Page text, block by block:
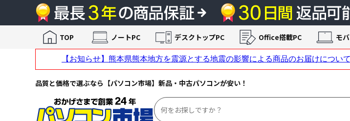
品質と価格で選ぶなら【パソコン市場】新品・中古パソコンが安い！
TOP ノートPC デスクトップPC Office搭載PC モ